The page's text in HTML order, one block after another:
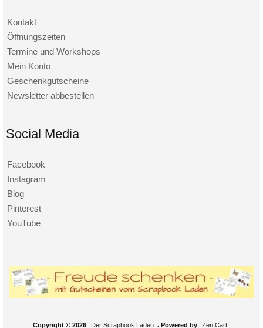
Kontakt
Öffnungszeiten
Termine und Workshops
Mein Konto
Geschenkgutscheine
Newsletter abbestellen
Social Media
Facebook
Instagram
Blog
Pinterest
YouTube
Copyright © 2026 Der Scrapbook Laden . Powered by Zen Cart